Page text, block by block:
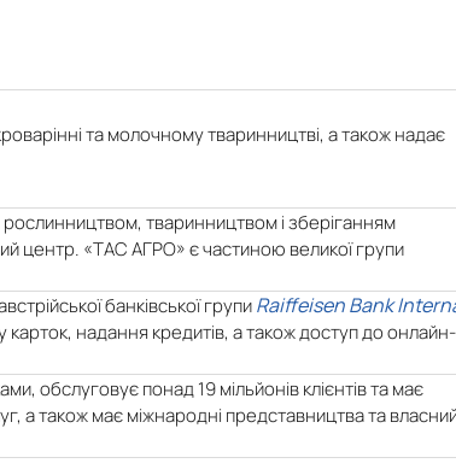
та молочному тваринництві, а також надає
тваринництвом і зберіганням
центр. «ТАС АГРО» є частиною великої групи
банківської групиRaiffeisen Bank
карток, надання кредитів, а також доступ до онлайн-
обслуговує понад 19 мільйонів клієнтів та має
а також має міжнародні представництва та